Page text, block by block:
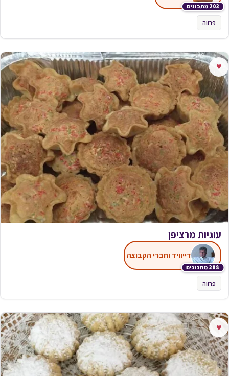
203 מתכונים
פרווה
♥
עוגיות מרציפן
208 מתכונים
דייוויד וחברי הקבוצה
פרווה
♥